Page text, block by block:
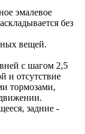
эмалевое
без
вещей.
с шагом 2,5
и отсутствие
тормозами,
задние -